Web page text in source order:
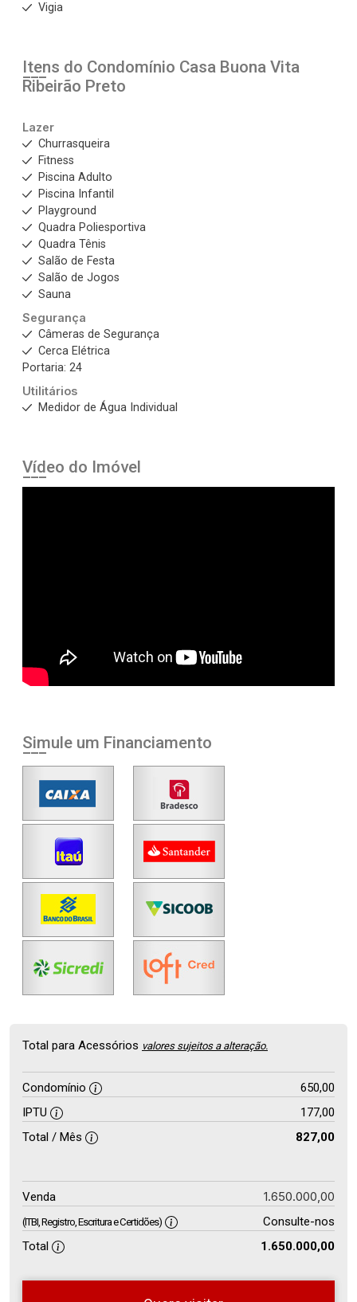
Vigia
Itens do Condomínio Casa Buona Vita
Ribeirão Preto
Lazer
Churrasqueira
Fitness
Piscina Adulto
Piscina Infantil
Playground
Quadra Poliesportiva
Quadra Tênis
Salão de Festa
Salão de Jogos
Sauna
Segurança
Câmeras de Segurança
Cerca Elétrica
Portaria: 24
Utilitários
Medidor de Água Individual
Vídeo do Imóvel
Simule um Financiamento
Total para Acessórios valores sujeitos a alteração.
Condomínio
650,00
IPTU
177,00
Total / Mês
827,00
Venda 1.650.000,00
(ITBI, Registro, Escritura e Certidões)
Consulte-nos
Total
1.650.000,00